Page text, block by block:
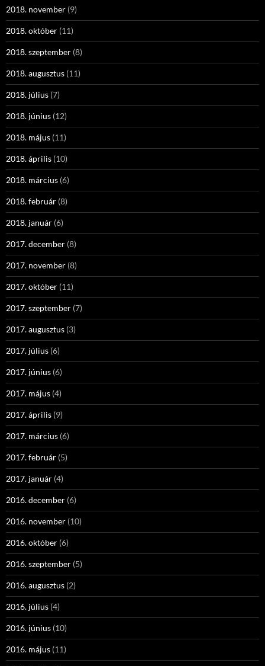
2018. november (9)
2018. október (11)
2018. szeptember (8)
2018. augusztus (11)
2018. július (7)
2018. június (12)
2018. május (11)
2018. április (10)
2018. március (6)
2018. február (8)
2018. január (6)
2017. december (8)
2017. november (8)
2017. október (11)
2017. szeptember (7)
2017. augusztus (3)
2017. július (6)
2017. június (6)
2017. május (4)
2017. április (9)
2017. március (6)
2017. február (5)
2017. január (4)
2016. december (6)
2016. november (10)
2016. október (6)
2016. szeptember (5)
2016. augusztus (2)
2016. július (4)
2016. június (10)
2016. május (11)